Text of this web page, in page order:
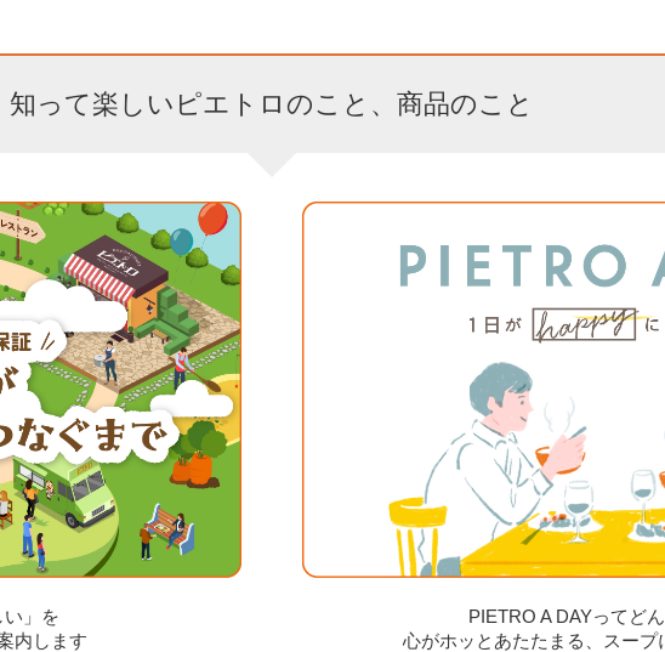
知って楽しいピエトロのこと、商品のこと
い」を
内します
PIETRO A DAYってど
心がホッとあたたまる、スープ